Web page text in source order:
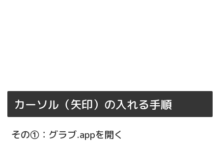
カーソル（矢印）の入れる手順
その①：グラブ.appを開く